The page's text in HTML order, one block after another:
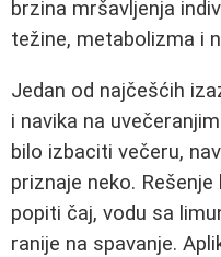
brzina mršavljenja
težine, metabolizma i
Jedan od najčešćih
i navika na
bilo izbaciti večeru,
priznaje neko.
popiti čaj, vodu sa
ranije na spavanje.